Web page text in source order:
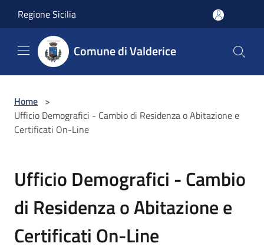
Regione Sicilia
Comune di Valderice
Home >
Ufficio Demografici - Cambio di Residenza o Abitazione e
Certificati On-Line
Ufficio Demografici - Cambio
di Residenza o Abitazione e
Certificati On-Line